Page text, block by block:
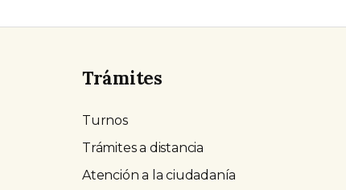
Trámites
Turnos
Trámites a distancia
Atención a la ciudadanía